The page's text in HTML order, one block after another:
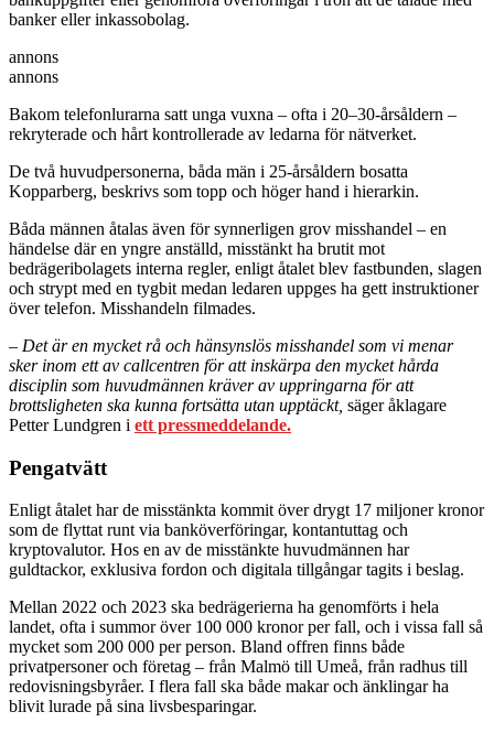
banker eller inkassobolag.
annons
annons
Bakom telefonlurarna satt unga vuxna – ofta i 20–30-årsåldern –
rekryterade och hårt kontrollerade av ledarna för nätverket.
De två huvudpersonerna, båda män i 25-årsåldern bosatta
Kopparberg, beskrivs som topp och höger hand i hierarkin.
Båda männen åtalas även för synnerligen grov misshandel – en
händelse där en yngre anställd, misstänkt ha brutit mot
bedrägeribolagets interna regler, enligt åtalet blev fastbunden, slagen
och strypt med en tygbit medan ledaren uppges ha gett instruktioner
över telefon. Misshandeln filmades.
– Det är en mycket rå och hänsynslös misshandel som vi menar
sker inom ett av callcentren för att inskärpa den mycket hårda
disciplin som huvudmännen kräver av uppringarna för att
brottsligheten ska kunna fortsätta utan upptäckt, säger åklagare
Petter Lundgren i ett pressmeddelande.
Pengatvätt
Enligt åtalet har de misstänkta kommit över drygt 17 miljoner kronor
som de flyttat runt via banköverföringar, kontantuttag och
kryptovalutor. Hos en av de misstänkte huvudmännen har
guldtackor, exklusiva fordon och digitala tillgångar tagits i beslag.
Mellan 2022 och 2023 ska bedrägerierna ha genomförts i hela
landet, ofta i summor över 100 000 kronor per fall, och i vissa fall så
mycket som 200 000 per person. Bland offren finns både
privatpersoner och företag – från Malmö till Umeå, från radhus till
redovisningsbyråer. I flera fall ska både makar och änklingar ha
blivit lurade på sina livsbesparingar.